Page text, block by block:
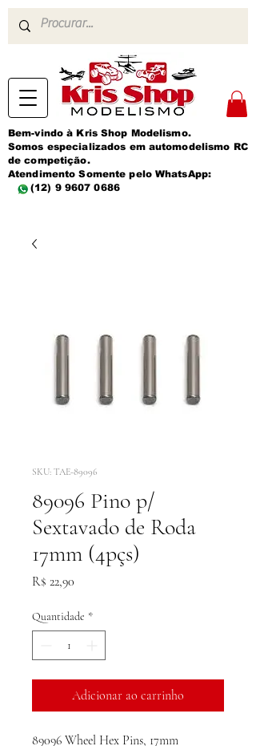
Bem-vindo à Kris Shop Modelismo.
Somos especializados em automodelismo RC
de competição.
Atendimento Somente pelo WhatsApp:
(12) 9 9607 0686
SKU: TAE-89096
89096 Pino p/
Sextavado de Roda
17mm (4pçs)
R$ 22,90
Quantidade *
Adicionar ao carrinho
89096 Wheel Hex Pins, 17mm